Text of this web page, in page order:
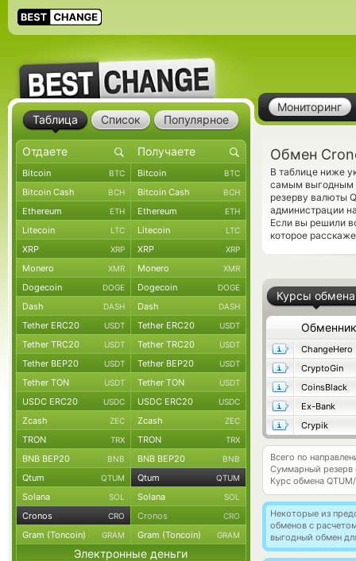
Мониторинг
Обмен
В таблице ниже
самым выгодным
резерву валюты
администрации
Если вы решили
которое
Курсы обмена
Обменник
ChangeHero
CryptoGin
CoinsBlack
Ex-Bank
Crypik
Всего по
Суммарный резерв
Курс обмена
Некоторые из
обменов с
выгодный обмен
Таблица Список Популярное
Bitcoin BTC Bitcoin BTC
Bitcoin Cash BCH Bitcoin Cash BCH
Ethereum ETH Ethereum ETH
Litecoin LTC Litecoin LTC
XRP XRP XRP XRP
Monero XMR Monero XMR
Dogecoin DOGE Dogecoin DOGE
Dash DASH Dash DASH
Tether ERC20 USDT Tether ERC20 USDT
Tether TRC20 USDT Tether TRC20 USDT
Tether BEP20 USDT Tether BEP20 USDT
Tether TON USDT Tether TON USDT
USDC ERC20 USDC USDC ERC20 USDC
Zcash ZEC Zcash ZEC
TRON TRX TRON TRX
BNB BEP20 BNB BNB BEP20 BNB
Qtum QTUM Qtum QTUM
Solana SOL Solana SOL
Cronos CRO Cronos CRO
Gram (Toncoin) GRAM Gram (Toncoin) GRAM
Электронные деньги